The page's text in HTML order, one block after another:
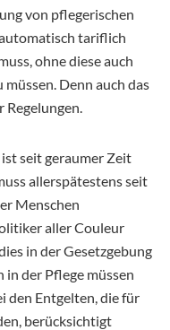
von pflegerischen
tariflich
ohne diese auch
Denn auch das
seit geraumer Zeit
allerspätestens seit
Menschen
aller Couleur
in der Gesetzgebung
in der Pflege müssen
den Entgelten, die für
berücksichtigt